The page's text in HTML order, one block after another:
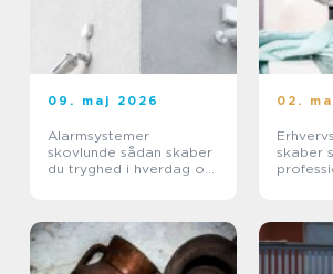
09. maj 2026
Alarmsystemer
skovlunde sådan skaber
du tryghed i hverdag og
02.
skaber